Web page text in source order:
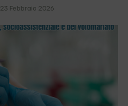
23 Febbraio 2026